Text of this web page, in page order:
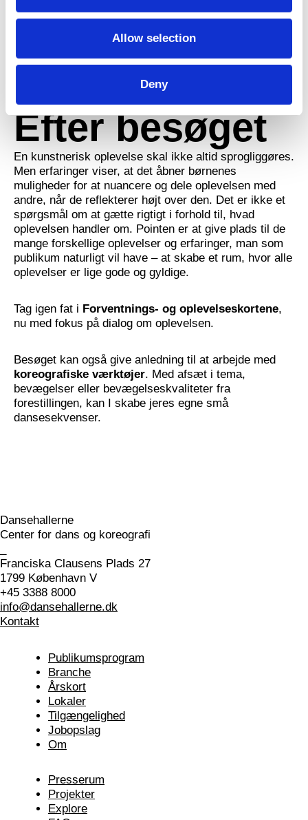
Allow selection
Deny
deltage aktivt og nysgerrigt, eller ved at
observere engageret – alt efter, hvad I har
De samme voksne deltager under hele den
interaktive forestilling.
Efter besøget
En kunstnerisk oplevelse skal ikke altid sprogliggøres.
Men erfaringer viser, at det åbner børnenes
muligheder for at nuancere og dele oplevelsen med
andre, når de reflekterer højt over den. Det er ikke et
spørgsmål om at gætte rigtigt i forhold til, hvad
oplevelsen handler om. Pointen er at give plads til de
mange forskellige oplevelser og erfaringer, man som
publikum naturligt vil have – at skabe et rum, hvor alle
oplevelser er lige gode og gyldige.
Tag igen fat i Forventnings- og oplevelseskortene,
nu med fokus på dialog om oplevelsen.
Besøget kan også give anledning til at arbejde med
koreografiske værktøjer. Med afsæt i tema,
bevægelser eller bevægelseskvaliteter fra
forestillingen, kan I skabe jeres egne små
dansesekvenser.
Dansehallerne
Center for dans og koreografi
Franciska Clausens Plads 27
1799 København V
+45 3388 8000
info@dansehallerne.dk
Kontakt
Publikums­program
Branche
Årskort
Lokaler
Tilgængelighed
Jobopslag
Om
Presserum
Projekter
Explore